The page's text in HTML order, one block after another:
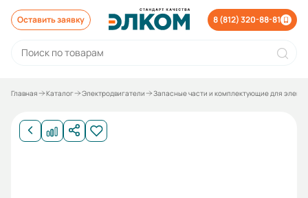
Оставить заявку 8 (812) 320-88-81
Главная Каталог Электродвигатели Запасные части и комплектующие для